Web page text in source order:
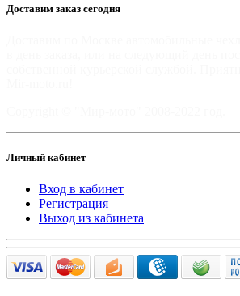
Доставим заказ сегодня
Личный кабинет
Вход в кабинет
Регистрация
Выход из кабинета